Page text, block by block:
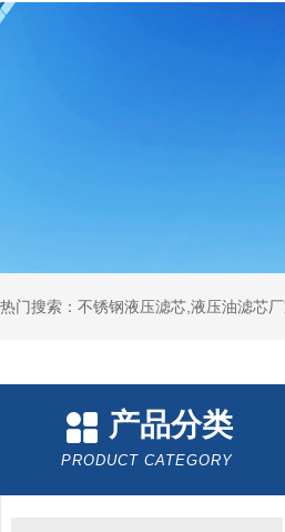
热门搜索：不锈钢液压滤芯,液压油滤芯
产品分类
PRODUCT CATEGORY